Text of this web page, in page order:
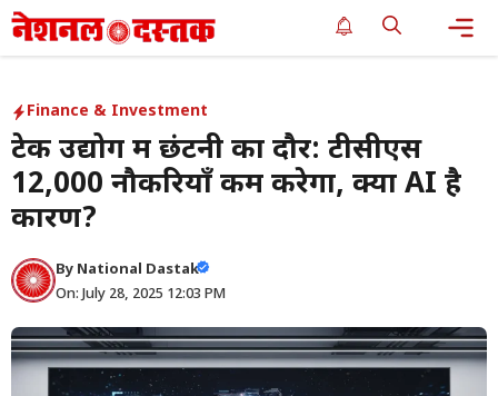
Skip
to
Finance & Investment
टेक उद्योग में छंटनी का दौर: टीसीएस
12,000 नौकरियाँ कम करेगा, क्या AI है
कारण?
By National Dastak
On: July 28, 2025 12:03 PM